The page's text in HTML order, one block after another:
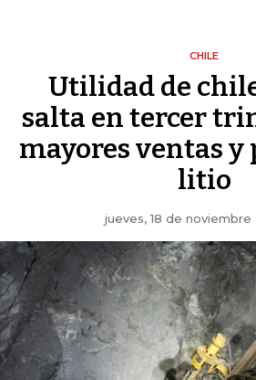
CHILE
Utilidad de
salta en tercer
mayores ventas y
litio
jueves, 18 de noviembre